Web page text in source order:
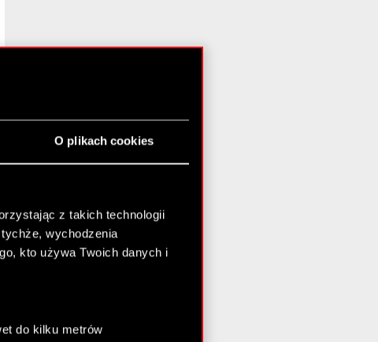
O plikach cookies
z takich technologii
wychodzenia
kto używa Twoich danych i
do kilku metrów